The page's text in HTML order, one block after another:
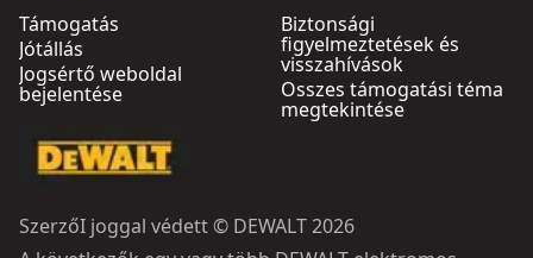
Támogatás
Jótállás
Jogsértő weboldal
bejelentése
Biztonsági
figyelmeztetések és
visszahívások
Összes támogatási téma
megtekintése
SzerzőI joggal védett © DEWALT 2026